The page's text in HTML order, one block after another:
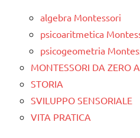
algebra Montessori
psicoaritmetica
psicogeometria
MONTESSORI DA ZERO
STORIA
SVILUPPO SENSORIALE
VITA PRATICA